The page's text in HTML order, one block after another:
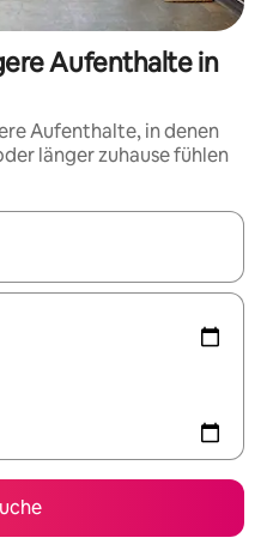
Aufenthalte in
Aufenthalte, in denen
länger zuhause fühlen
navigiere mit den